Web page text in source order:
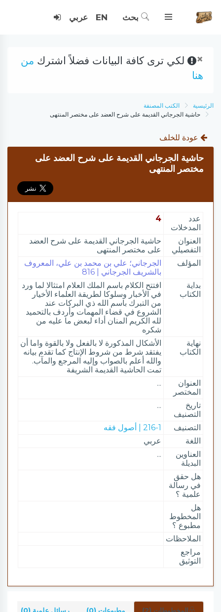
بحث EN عربي
× لكي ترى كافة البيانات فضلاً اشترك من
هنا
الرئيسية
الكتب المصنفة
حاشية الجرجاني القديمة على شرح العضد على مختصر المنتهى
عودة للخلف
حاشية الجرجاني القديمة على شرح العضد على
مختصر المنتهى
عدد
المدخلات
4
العنوان
التفصيلي
حاشية الجرجاني القديمة على شرح العضد
على مختصر المنتهى
المؤلف
الجرجاني؛ علي بن محمد بن علي، المعروف
بالشريف الجرجاني | 816
بداية
الكتاب
افتتح الكلام باسم الملك العلام امتثالا لما ورد
في الأخبار وسلوكا لطريقة العلماء الأخيار
من التبرك باسم الله ذي البركات عند
الشروع في قضاء المهمات وأردف بالتحميد
لله الكريم المنان أداء لبعض ما عليه من
شكره
نهاية
الكتاب
الأشكال المذكورة لا بالفعل ولا بالقوة واما أن
يفتقد شرط من شروط الإنتاج كما تقدم بيانه
والله أعلم بالصواب وإليه المرجع والمآب.
تمت الحاشية القديمة الشريفة
العنوان
المختصر
...
تاريخ
التصنيف
...
التصنيف
216-1 | أصول فقه
اللغة
عربي
العناوين
البديلة
...
هل حقق
في رسالة
علمية ؟
هل
المخطوط
مطبوع ؟
الملاحظات
مراجع
التوثيق